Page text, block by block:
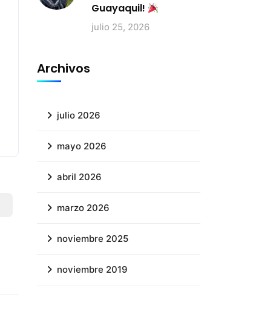
Guayaquil!
julio 25, 2026
Archivos
julio 2026
mayo 2026
abril 2026
marzo 2026
noviembre 2025
noviembre 2019